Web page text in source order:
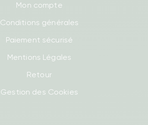
Mon compte
Conditions générales
Paiement sécurisé
Mentions Légales
Retour
Gestion des Cookies